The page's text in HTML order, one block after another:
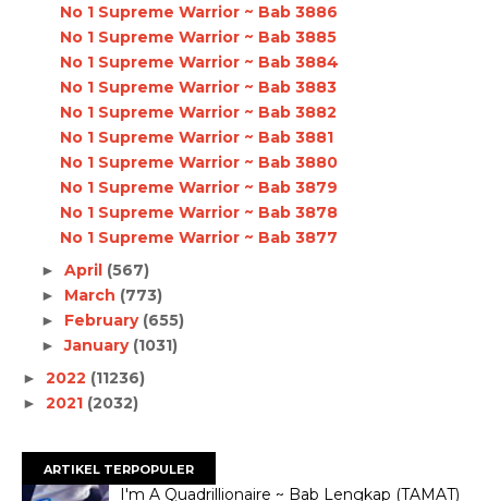
No 1 Supreme Warrior ~ Bab 3886
No 1 Supreme Warrior ~ Bab 3885
No 1 Supreme Warrior ~ Bab 3884
No 1 Supreme Warrior ~ Bab 3883
No 1 Supreme Warrior ~ Bab 3882
No 1 Supreme Warrior ~ Bab 3881
No 1 Supreme Warrior ~ Bab 3880
No 1 Supreme Warrior ~ Bab 3879
No 1 Supreme Warrior ~ Bab 3878
No 1 Supreme Warrior ~ Bab 3877
► April (567)
► March (773)
► February (655)
►January (1031)
► 2022 (11236)
► 2021 (2032)
ARTIKEL TERPOPULER
I'm A Quadrillionaire ~ Bab Lengkap (TAMAT)